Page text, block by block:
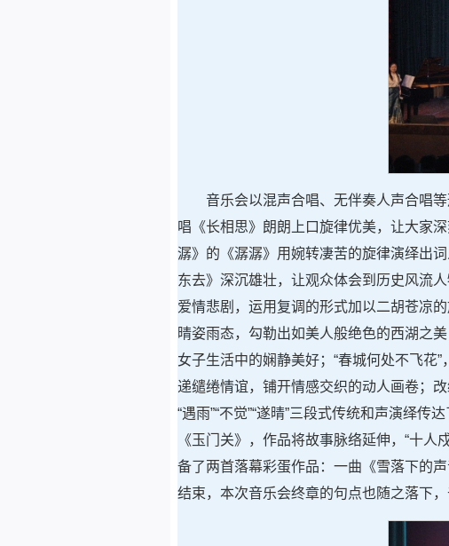
音乐会以混声合唱、无伴奏人声合唱
唱《长相思》朗朗上口旋律优美，让大家
潺》的《潺潺》用婉转凄苦的旋律演绎出
东去》深沉雄壮，让观众体会到历史风流
爱情悲剧，运用复调的形式加以二胡苍凉
晴姿雨态，勾勒出如美人般绝色的西湖之
女子生活中的娴静美好；“春城何处不飞花
递缱绻情谊，铺开情感交织的动人画卷；
“遇雨”“不觉”“遂晴”三段式传统和声演绎
《玉门关》，作品将故事脉络延伸，“十
备了两首落幕彩蛋作品：一曲《雪落下的
结束，本次音乐会终章的句点也随之落下